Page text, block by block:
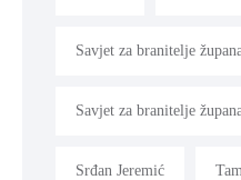
Savjet za branitelje
Savjet za branitelje
Srđan Jeremić